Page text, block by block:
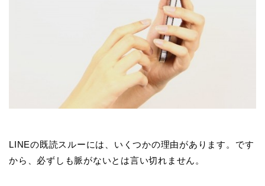
LINEの既読スルーには、いくつかの理由があります。です
から、必ずしも脈がないとは言い切れません。